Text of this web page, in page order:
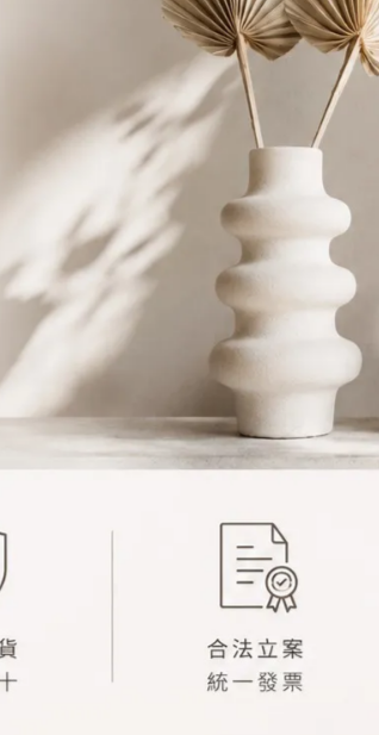
主角，散發芳香草本的溫暖氣息，讓人憶起在無